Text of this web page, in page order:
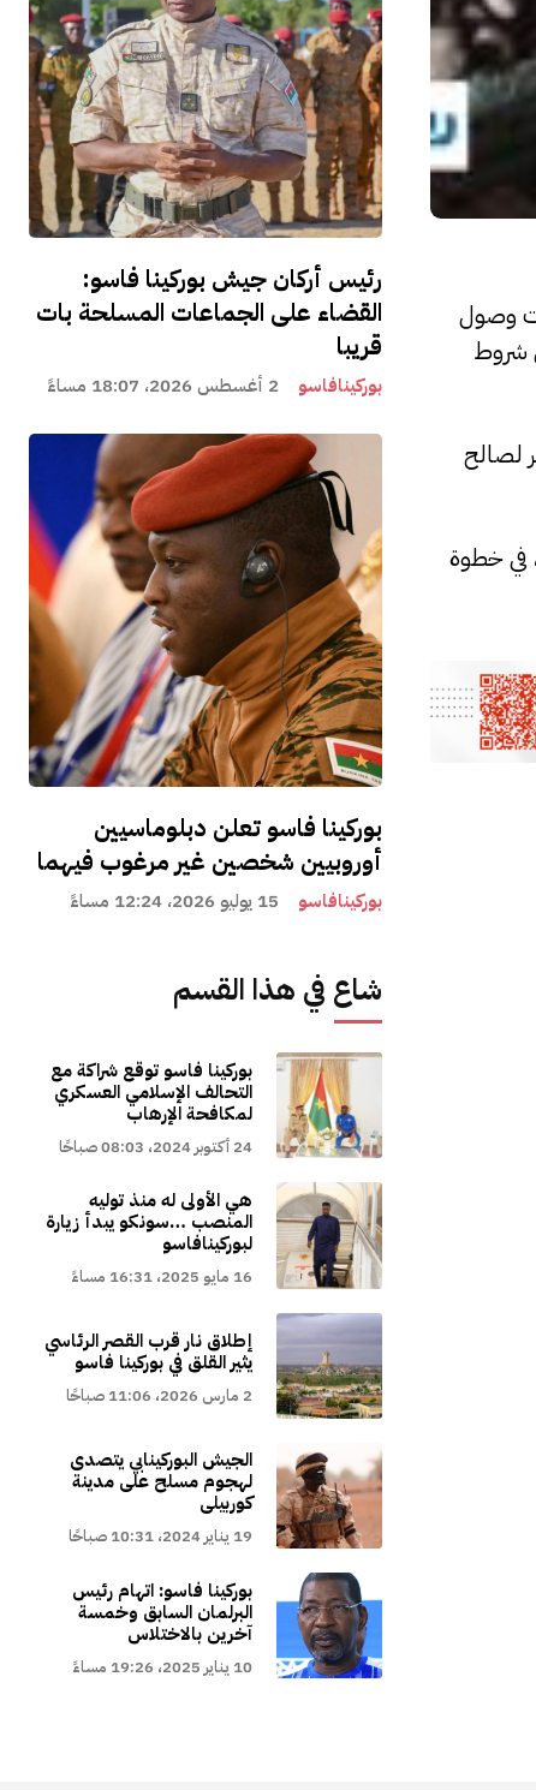
رئيس أركان جيش بوركينا فاسو:
القضاء على الجماعات المسلحة بات
قريبا
بوركينافاسو 2 أغسطس 2026، 18:07 مساءً
بوركينا فاسو تعلن دبلوماسيين
أوروبيين شخصين غير مرغوب فيهما
بوركينافاسو 15 يوليو 2026، 12:24 مساءً
شاع في هذا القسم
بوركينا فاسو توقع شراكة مع
التحالف الإسلامي العسكري
لمكافحة الإرهاب
24 أكتوبر 2024، 08:03 صباحًا
هي الأولى له منذ توليه
المنصب …سونكو يبدأ زيارة
لبوركينافاسو
16 مايو 2025، 16:31 مساءً
إطلاق نار قرب القصر الرئاسي
يثير القلق في بوركينا فاسو
2 مارس 2026، 11:06 صباحًا
الجيش البوركينابي يتصدى
لهجوم مسلح على مدينة
كوربيلى
19 يناير 2024، 10:31 صباحًا
بوركينا فاسو: اتهام رئيس
البرلمان السابق وخمسة
آخرين بالاختلاس
10 يناير 2025، 19:26 مساءً
السلطات وصول
التصدير وفق شروط
للتصدير لصالح
في خطوة